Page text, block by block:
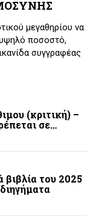
μεγαθηρίου να
ποσοστό,
συγγραφέας
(κριτική) –
σε…
βιβλία του 2025